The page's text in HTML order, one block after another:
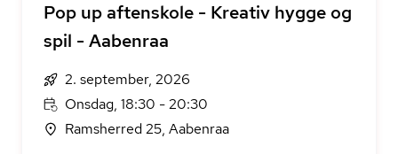
Pop up aftenskole - Kreativ hygge og
spil - Aabenraa
2. september, 2026
Onsdag, 18:30 - 20:30
Ramsherred 25, Aabenraa